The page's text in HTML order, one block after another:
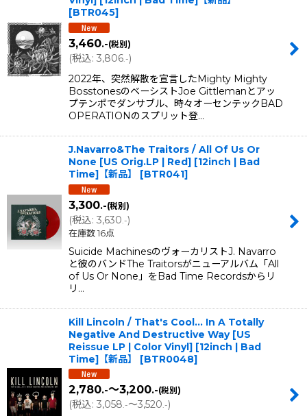
[BTR045]
3,460.-(税別)
(税込: 3,806 .-)
2022年、突然解散を宣言したMighty Mighty
BosstonesのベーシストJoe Gittlemanとアッ
プテンポでダンサブル、時々オーセンテックBAD
OPERATIONのスプリット登…
J.Navarro&The Traitors / All Of Us Or
None [US Orig.LP | Red] [12inch | Bad
Time]【新品】
[BTR041]
3,300.-(税別)
(税込: 3,630 .-)
在庫数 16点
Suicide MachinesのヴォーカリストJ. Navarro
と彼のバンドThe Traitorsがニューアルバム「All
of Us Or None」をBad Time Recordsからリ
リ…
Kill Lincoln / That's Cool... In A Totally
Negative And Destructive Way [US
Reissue LP | Color Vinyl] [12inch | Bad
Time]【新品】
[BTR0048]
2,780.-～3,200.-(税別)
(税込: 3,058.-～3,520.-)